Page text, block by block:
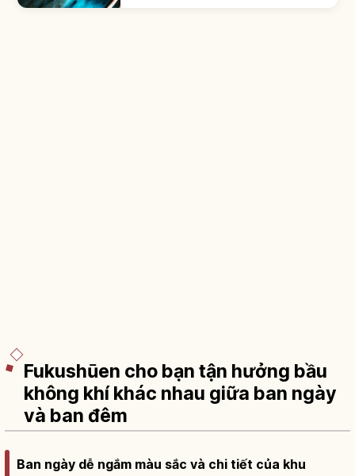
Fukushūen cho bạn tận hưởng bầu
không khí khác nhau giữa ban ngày
và ban đêm
Ban ngày dễ ngắm màu sắc và chi tiết của khu